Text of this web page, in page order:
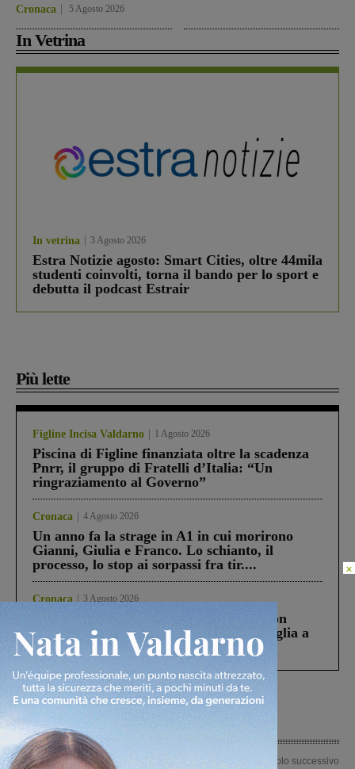
Cronaca 5 Agosto 2026
In Vetrina
In vetrina 3 Agosto 2026
Estra Notizie agosto: Smart Cities, oltre 44mila
studenti coinvolti, torna il bando per lo sport e
debutta il podcast Estrair
Più lette
Figline Incisa Valdarno 1 Agosto 2026
Piscina di Figline finanziata oltre la scadenza
Pnrr, il gruppo di Fratelli d’Italia: “Un
ringraziamento al Governo”
Cronaca 4 Agosto 2026
Un anno fa la strage in A1 in cui morirono
Gianni, Giulia e Franco. Lo schianto, il
processo, lo stop ai sorpassi fra tir....
Cronaca 3 Agosto 2026
Scomparso da una struttura di Castiglion
Fiorentino l’uomo che aveva ucciso la figlia a
Levane nel 2020
Articolo precedente Articolo successivo
×